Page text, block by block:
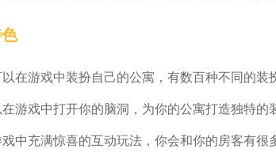
在游戏中装扮自己的公寓，有数百种不同的装
游戏中打开你的脑洞，为你的公寓打造独特的
中充满惊喜的互动玩法，你会和你的房客有很